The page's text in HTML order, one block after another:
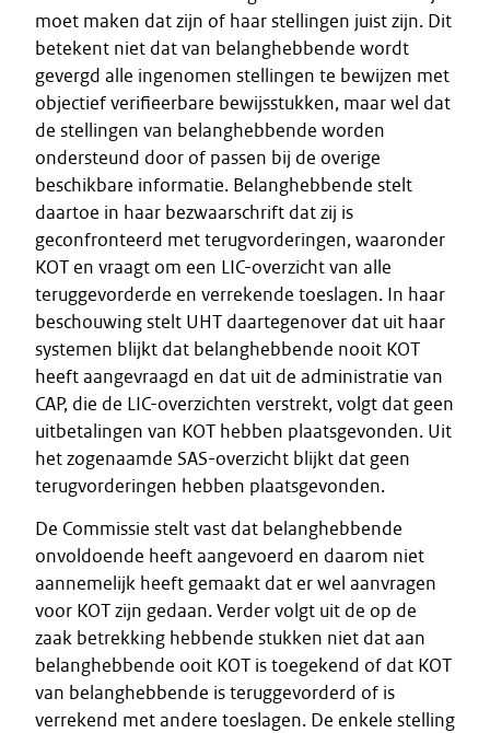
moet maken dat zijn of haar stellingen juist zijn. Dit
betekent niet dat van belanghebbende wordt
gevergd alle ingenomen stellingen te bewijzen met
objectief verifieerbare bewijsstukken, maar wel dat
de stellingen van belanghebbende worden
ondersteund door of passen bij de overige
beschikbare informatie. Belanghebbende stelt
daartoe in haar bezwaarschrift dat zij is
geconfronteerd met terugvorderingen, waaronder
KOT en vraagt om een LIC-overzicht van alle
teruggevorderde en verrekende toeslagen. In haar
beschouwing stelt UHT daartegenover dat uit haar
systemen blijkt dat belanghebbende nooit KOT
heeft aangevraagd en dat uit de administratie van
CAP, die de LIC-overzichten verstrekt, volgt dat geen
uitbetalingen van KOT hebben plaatsgevonden. Uit
het zogenaamde SAS-overzicht blijkt dat geen
terugvorderingen hebben plaatsgevonden.
De Commissie stelt vast dat belanghebbende
onvoldoende heeft aangevoerd en daarom niet
aannemelijk heeft gemaakt dat er wel aanvragen
voor KOT zijn gedaan. Verder volgt uit de op de
zaak betrekking hebbende stukken niet dat aan
belanghebbende ooit KOT is toegekend of dat KOT
van belanghebbende is teruggevorderd of is
verrekend met andere toeslagen. De enkele stelling